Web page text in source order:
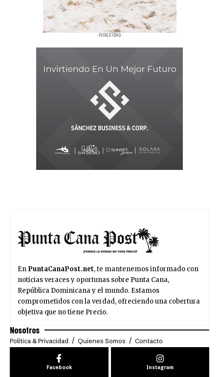
- PUBLICIDAD -
En PuntaCanaPost.net, te mantenemos informado con
noticias veraces y oportunas sobre Punta Cana,
República Dominicana y el mundo. Estamos
comprometidos con la verdad, ofreciendo una cobertura
objetiva que no tiene Precio.
Nosotros
Política & Privacidad Quienes Somos Contacto
Facebook Instagram